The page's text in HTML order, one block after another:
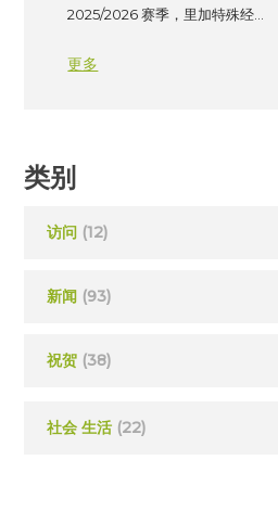
2025/2026 赛季，里加特殊经…
更多
类别
访问 (12)
新闻 (93)
祝贺 (38)
社会 生活 (22)